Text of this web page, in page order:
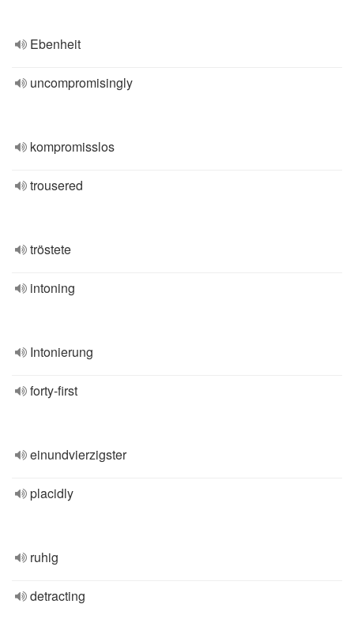
Ebenheit
uncompromisingly
kompromisslos
trousered
tröstete
intoning
Intonierung
forty-first
einundvierzigster
placidly
ruhig
detracting